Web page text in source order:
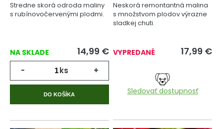
Stredne skorá odroda maliny
s rubínovočervenými plodmi.
NA SKLADE 14,99 €
- ks +
DO KOŠÍKA
Neskorá remontantná malina
s množstvom plodov výrazne
sladkej chuti.
VYPREDANÉ 17,99 €
Sledovať dostupnosť